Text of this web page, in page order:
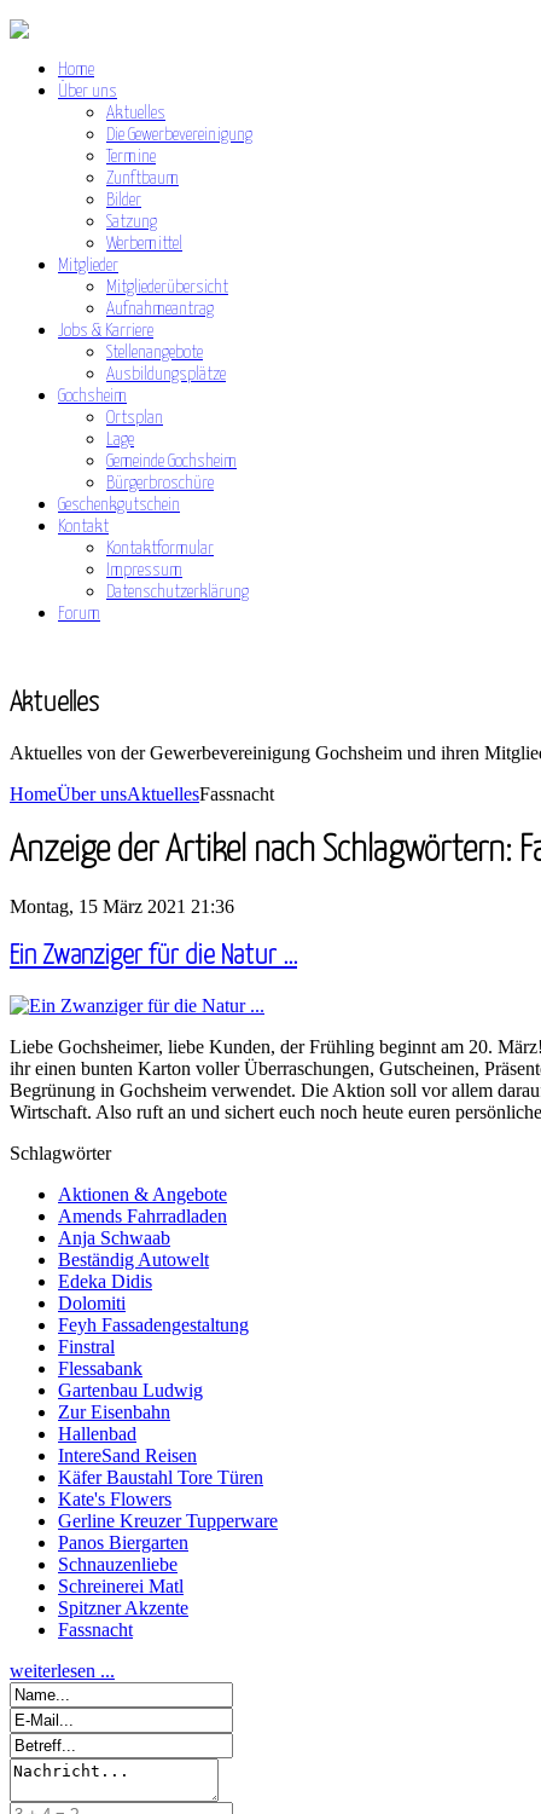
Home
Über uns
Aktuelles
Die Gewerbevereinigung
Termine
Zunftbaum
Bilder
Satzung
Werbemittel
Mitglieder
Mitgliederübersicht
Aufnahmeantrag
Jobs & Karriere
Stellenangebote
Ausbildungsplätze
Gochsheim
Ortsplan
Lage
Gemeinde Gochsheim
Bürgerbroschüre
Geschenkgutschein
Kontakt
Kontaktformular
Impressum
Datenschutzerklärung
Forum
Aktuelles
Aktuelles von der Gewerbevereinigung Gochsheim und ihren
HomeÜber unsAktuellesFassnacht
Anzeige der Artikel nach Schlagwörtern:
Montag, 15 März 2021 21:36
Ein Zwanziger für die Natur ...
Liebe Gochsheimer, liebe Kunden, der Frühling beginnt am 20.
ihr einen bunten Karton voller Überraschungen, Gutscheinen,
Begrünung in Gochsheim verwendet. Die Aktion soll vor allem
Wirtschaft. Also ruft an und sichert euch noch heute euren
Schlagwörter
Aktionen & Angebote
Amends Fahrradladen
Anja Schwaab
Beständig Autowelt
Edeka Didis
Dolomiti
Feyh Fassadengestaltung
Finstral
Flessabank
Gartenbau Ludwig
Zur Eisenbahn
Hallenbad
IntereSand Reisen
Käfer Baustahl Tore Türen
Kate's Flowers
Gerline Kreuzer Tupperware
Panos Biergarten
Schnauzenliebe
Schreinerei Matl
Spitzner Akzente
Fassnacht
weiterlesen ...